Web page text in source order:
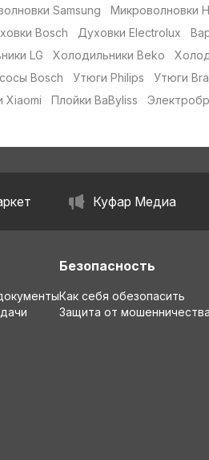
Samsung Микроволновки
Bosch Духовки Electrolux
LG Холодильники Beko
Bosch Утюги Philips Утюги
Xiaomi Плойки BaByliss
Куфар Медиа
Безопасность
Как себя обезопасить
Защита от мошенничества